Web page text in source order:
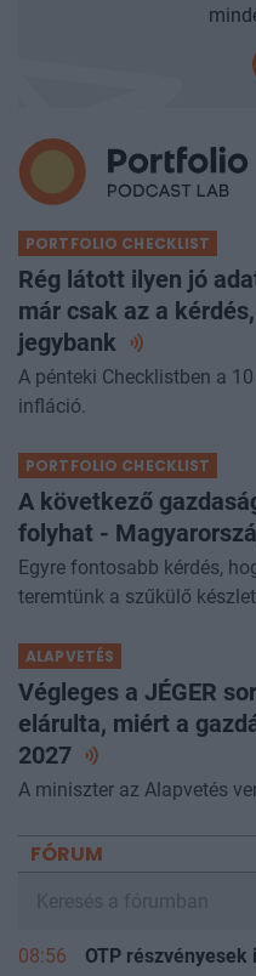
PORTFOLIO CHECKLIST
Rég látott ilyen jó
már csak az a
jegybank
A pénteki Checklistben a
infláció.
PORTFOLIO CHECKLIST
A következő
folyhat -
Egyre fontosabb kérdés,
teremtünk a szűkülő
ALAPVETÉS
Végleges a JÉGER
elárulta, miért a
2027
A miniszter az Alapvetés
FÓRUM
08:56 OTP részvényesek